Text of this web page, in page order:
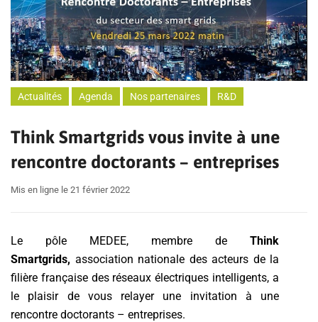
Actualités Agenda Nos partenaires R&D
Think Smartgrids vous invite à une
rencontre doctorants – entreprises
Mis en ligne le 21 février 2022
Le pôle MEDEE, membre de Think
Smartgrids, association nationale des acteurs de la
filière française des réseaux électriques intelligents, a
le plaisir de vous relayer une invitation à une
rencontre doctorants – entreprises.